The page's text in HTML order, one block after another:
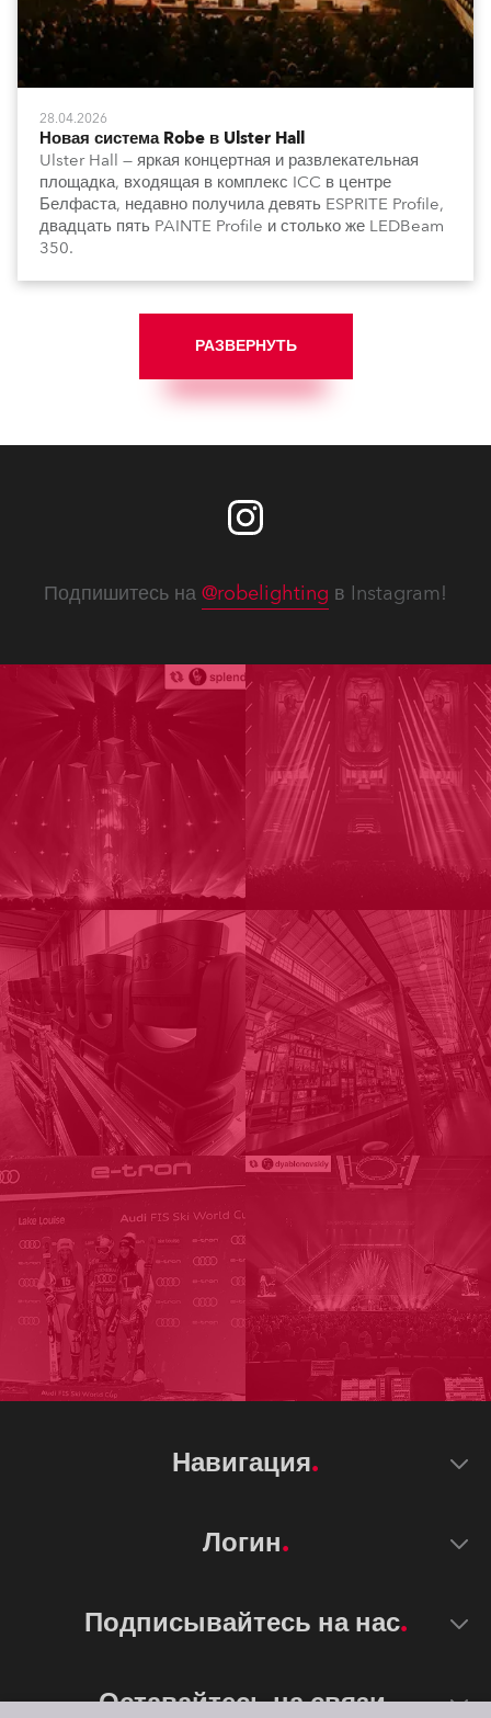
28.04.2026
Новая система Robe в Ulster Hall
Ulster Hall — яркая концертная и развлекательная
площадка, входящая в комплекс ICC в центре
Белфаста, недавно получила девять ESPRITE Profile,
двадцать пять PAINTE Profile и столько же LEDBeam
350.
РАЗВЕРНУТЬ
Подпишитесь на @robelighting в Instagram!
Навигация
Логин
Подписывайтесь на нас
Оставайтесь на связи